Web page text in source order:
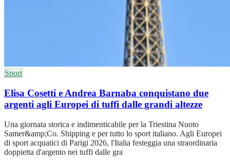
Sport
Elisa Cosetti e Andrea Barnaba conquistano due
argenti agli Europei di tuffi dalle grandi altezze
Una giornata storica e indimenticabile per la Triestina Nuoto
Samer&amp;Co. Shipping e per tutto lo sport italiano. Agli Europei
di sport acquatici di Parigi 2026, l'Italia festeggia una straordinaria
doppietta d'argento nei tuffi dalle gra